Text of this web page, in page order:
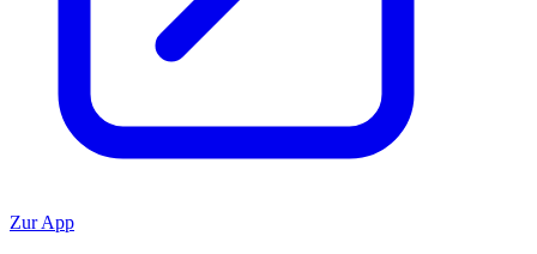
Zur App